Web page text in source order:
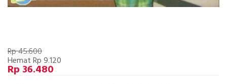
Rp 45.600
Hemat Rp 9.120
Rp 36.480